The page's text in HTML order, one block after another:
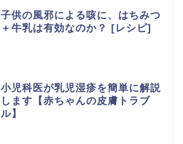
子供の風邪による咳に、はちみつ
＋牛乳は有効なのか？ [レシピ]
小児科医が乳児湿疹を簡単に解説
します【赤ちゃんの皮膚トラブ
ル】